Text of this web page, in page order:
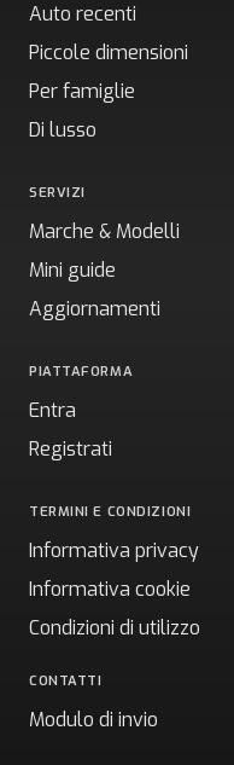
Auto recenti
Piccole dimensioni
Per famiglie
Di lusso
SERVIZI
Marche & Modelli
Mini guide
Aggiornamenti
PIATTAFORMA
Entra
Registrati
TERMINI E CONDIZIONI
Informativa privacy
Informativa cookie
Condizioni di utilizzo
CONTATTI
Modulo di invio